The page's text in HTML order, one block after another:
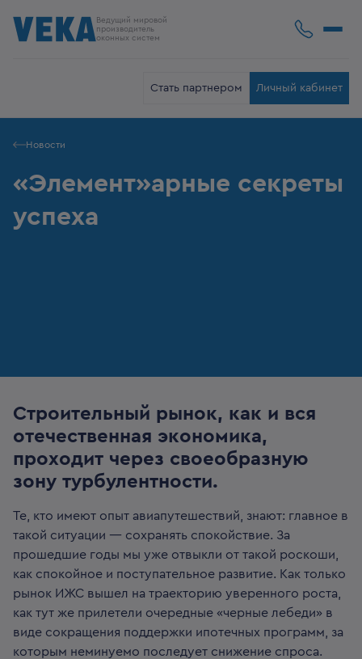
Ведущий мировой
производитель
оконных систем
Стать партнером Личный кабинет
Новости
«Элемент»арные секреты
успеха
Строительный рынок, как и вся
отечественная экономика,
проходит через своеобразную
зону турбулентности.
Те, кто имеют опыт авиапутешествий, знают: главное в
такой ситуации — сохранять спокойствие. За
прошедшие годы мы уже отвыкли от такой роскоши,
как спокойное и поступательное развитие. Как только
рынок ИЖС вышел на траекторию уверенного роста,
как тут же прилетели очередные «черные лебеди» в
виде сокращения поддержки ипотечных программ, за
которым неминуемо последует снижение спроса.